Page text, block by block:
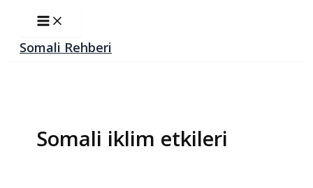
Main
Menu
Somali Rehberi
Somali iklim etkileri